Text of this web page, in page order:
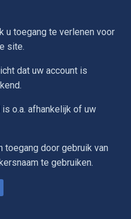
u toegang te verlenen voor
site.
dat uw account is
o.a. afhankelijk of uw
toegang door gebruik van
te gebruiken.